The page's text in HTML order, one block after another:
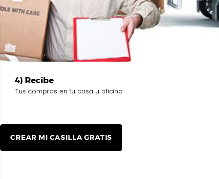
4) Recibe
Tus compras en tu casa u oficina
CREAR MI CASILLA GRATIS